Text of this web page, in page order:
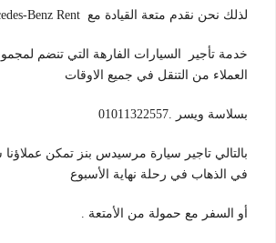
لذلك نحن نقدم متعة القيادة مع Mercedes-Benz Rent.
خدمة تأجير السيارات الفارهة التي تنضم
العملاء من التنقل في جميع الاوقات
بسلاسة ويسر .01011322557
بالتالي تاجير سيارة مرسيدس بنز تمكن
في الذهاب في رحلة نهاية الأسبوع
أو السفر مع حمولة من الأمتعة .